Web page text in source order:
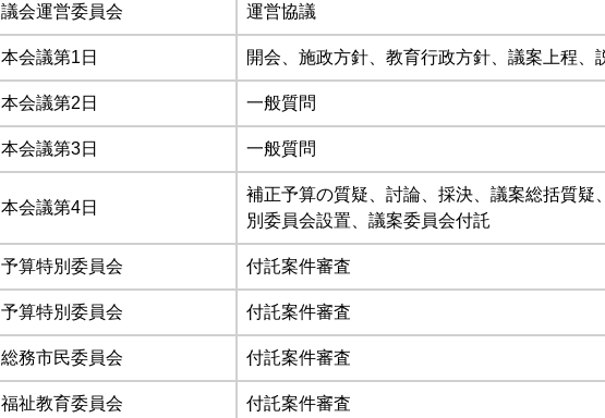
議会運営委員会 運営協議
本会議第1日 開会、施政方針、教育行政方針、議案上程、
本会議第2日 一般質問
本会議第3日 一般質問
本会議第4日
補正予算の質疑、討論、採決、議案総括質疑
別委員会設置、議案委員会付託
予算特別委員会 付託案件審査
予算特別委員会 付託案件審査
総務市民委員会 付託案件審査
福祉教育委員会 付託案件審査